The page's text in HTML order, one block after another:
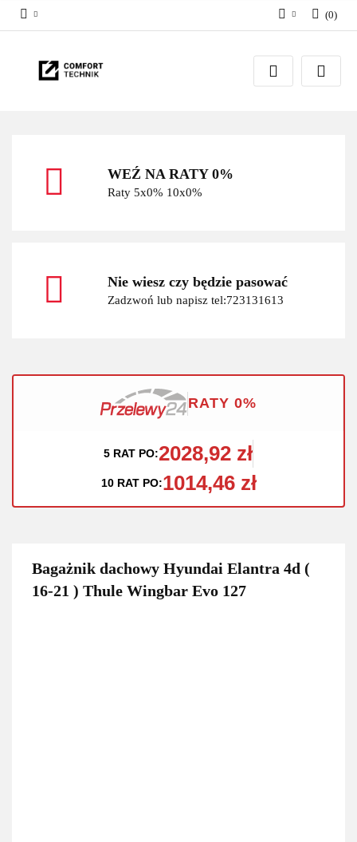
Zaloguj się
Zarejestruj się
(0)
WEŹ NA RATY 0%
Raty 5x0% 10x0%
Nie wiesz czy będzie pasować
Zadzwoń lub napisz tel:723131613
RATY 0%
5 RAT PO:2028,92 zł
10 RAT PO:1014,46 zł
Bagażnik dachowy Hyundai Elantra 4d (
16-21 ) Thule Wingbar Evo 127